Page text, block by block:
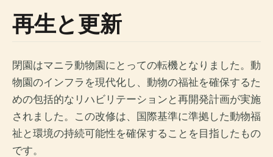
再生と更新
閉園はマニラ動物園にとっての転機となりました。動
物園のインフラを現代化し、動物の福祉を確保するた
めの包括的なリハビリテーションと再開発計画が実施
されました。この改修は、国際基準に準拠した動物福
祉と環境の持続可能性を確保することを目指したもの
です。